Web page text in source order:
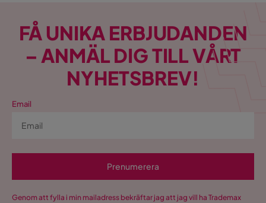
FÅ UNIKA ERBJUDANDEN
– ANMÄL DIG TILL VÅRT
NYHETSBREV!
Email
Prenumerera
Genom att fylla i min mailadress bekräftar jag att jag vill ha Trademax